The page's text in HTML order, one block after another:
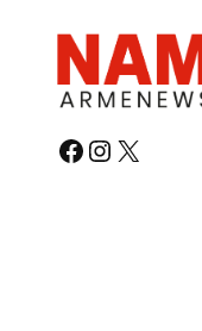
# # #